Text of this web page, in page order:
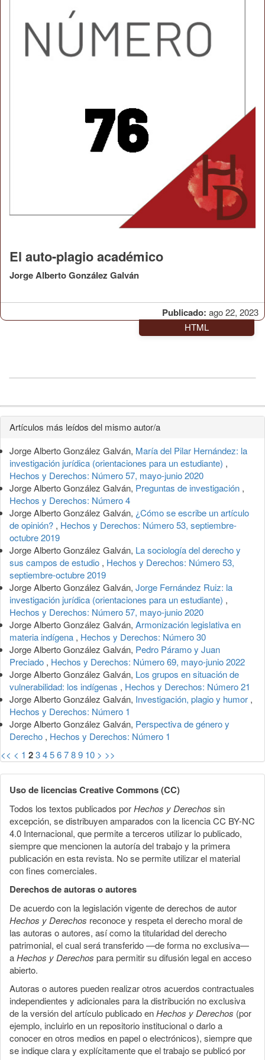
Publicado: ago 22, 2023
El auto-plagio académico
Jorge Alberto González Galván
HTML
Detalles
del
artículo
Artículos más leídos del mismo autor/a
Jorge Alberto González Galván, María del Pilar Hernández: la
investigación jurídica (orientaciones para un estudiante) ,
Hechos y Derechos: Número 57, mayo-junio 2020
Jorge Alberto González Galván, Preguntas de investigación ,
Hechos y Derechos: Número 4
Jorge Alberto González Galván, ¿Cómo se escribe un artículo
de opinión? , Hechos y Derechos: Número 53, septiembre-
octubre 2019
Jorge Alberto González Galván, La sociología del derecho y
sus campos de estudio , Hechos y Derechos: Número 53,
septiembre-octubre 2019
Jorge Alberto González Galván, Jorge Fernández Ruiz: la
investigación jurídica (orientaciones para un estudiante) ,
Hechos y Derechos: Número 57, mayo-junio 2020
Jorge Alberto González Galván, Armonización legislativa en
materia indígena , Hechos y Derechos: Número 30
Jorge Alberto González Galván, Pedro Páramo y Juan
Preciado , Hechos y Derechos: Número 69, mayo-junio 2022
Jorge Alberto González Galván, Los grupos en situación de
vulnerabilidad: los indígenas , Hechos y Derechos: Número 21
Jorge Alberto González Galván, Investigación, plagio y humor ,
Hechos y Derechos: Número 1
Jorge Alberto González Galván, Perspectiva de género y
Derecho , Hechos y Derechos: Número 1
<< < 1 23456789 10 > >>
Uso de licencias Creative Commons (CC)
Todos los textos publicados porHechos y Derechos sin
excepción, se distribuyen amparados con la licencia CC BY-NC
4.0 Internacional, que permite a terceros utilizar lo publicado,
siempre que mencionen la autoría del trabajo y la primera
publicación en esta revista. No se permite utilizar el material
con fines comerciales.
Derechos de autoras o autores
De acuerdo con la legislación vigente de derechos de autor
Hechos y Derechos reconoce y respeta el derecho moral de
las autoras o autores, así como la titularidad del derecho
patrimonial, el cual será transferido —de forma no exclusiva—
aHechos y Derechos para permitir su difusión legal en acceso
abierto.
Autoras o autores pueden realizar otros acuerdos contractuales
independientes y adicionales para la distribución no exclusiva
de la versión del artículo publicado enHechos y Derechos (por
ejemplo, incluirlo en un repositorio institucional o darlo a
conocer en otros medios en papel o electrónicos), siempre que
se indique clara y explícitamente que el trabajo se publicó por